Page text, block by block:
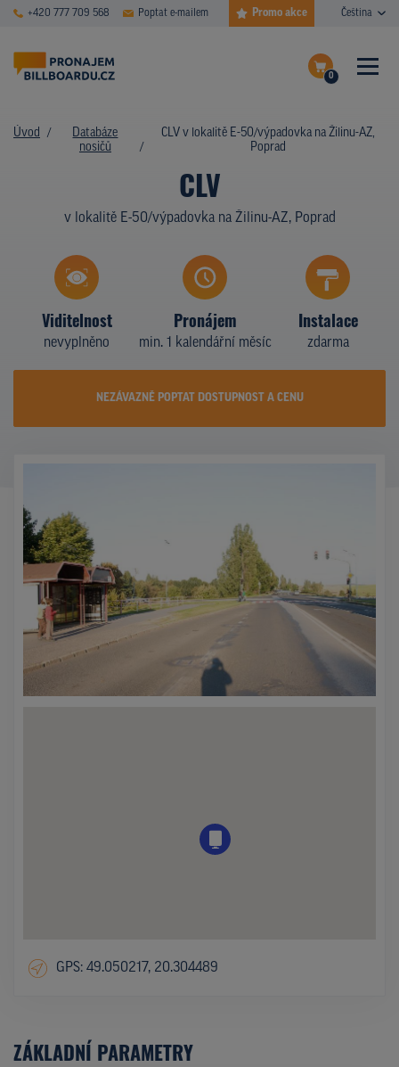
+420 777 709 568 Poptat e-mailem Promo akce Čeština
0
Dokončit poptávku
ČASTÉ DOTAZY
PLOCHY V AKCI
TYPY NOSIČŮ
Z PRAXE
Úvod
Databáze
nosičů
CLV v lokalitě E-50/výpadovka na Žilinu-AZ,
Poprad
CLV
v lokalitě E-50/výpadovka na Žilinu-AZ, Poprad
Viditelnost
nevyplněno
Pronájem
min. 1 kalendářní měsíc
Instalace
zdarma
NEZÁVAZNĚ POPTAT DOSTUPNOST A CENU
GPS: 49.050217, 20.304489
ZÁKLADNÍ PARAMETRY